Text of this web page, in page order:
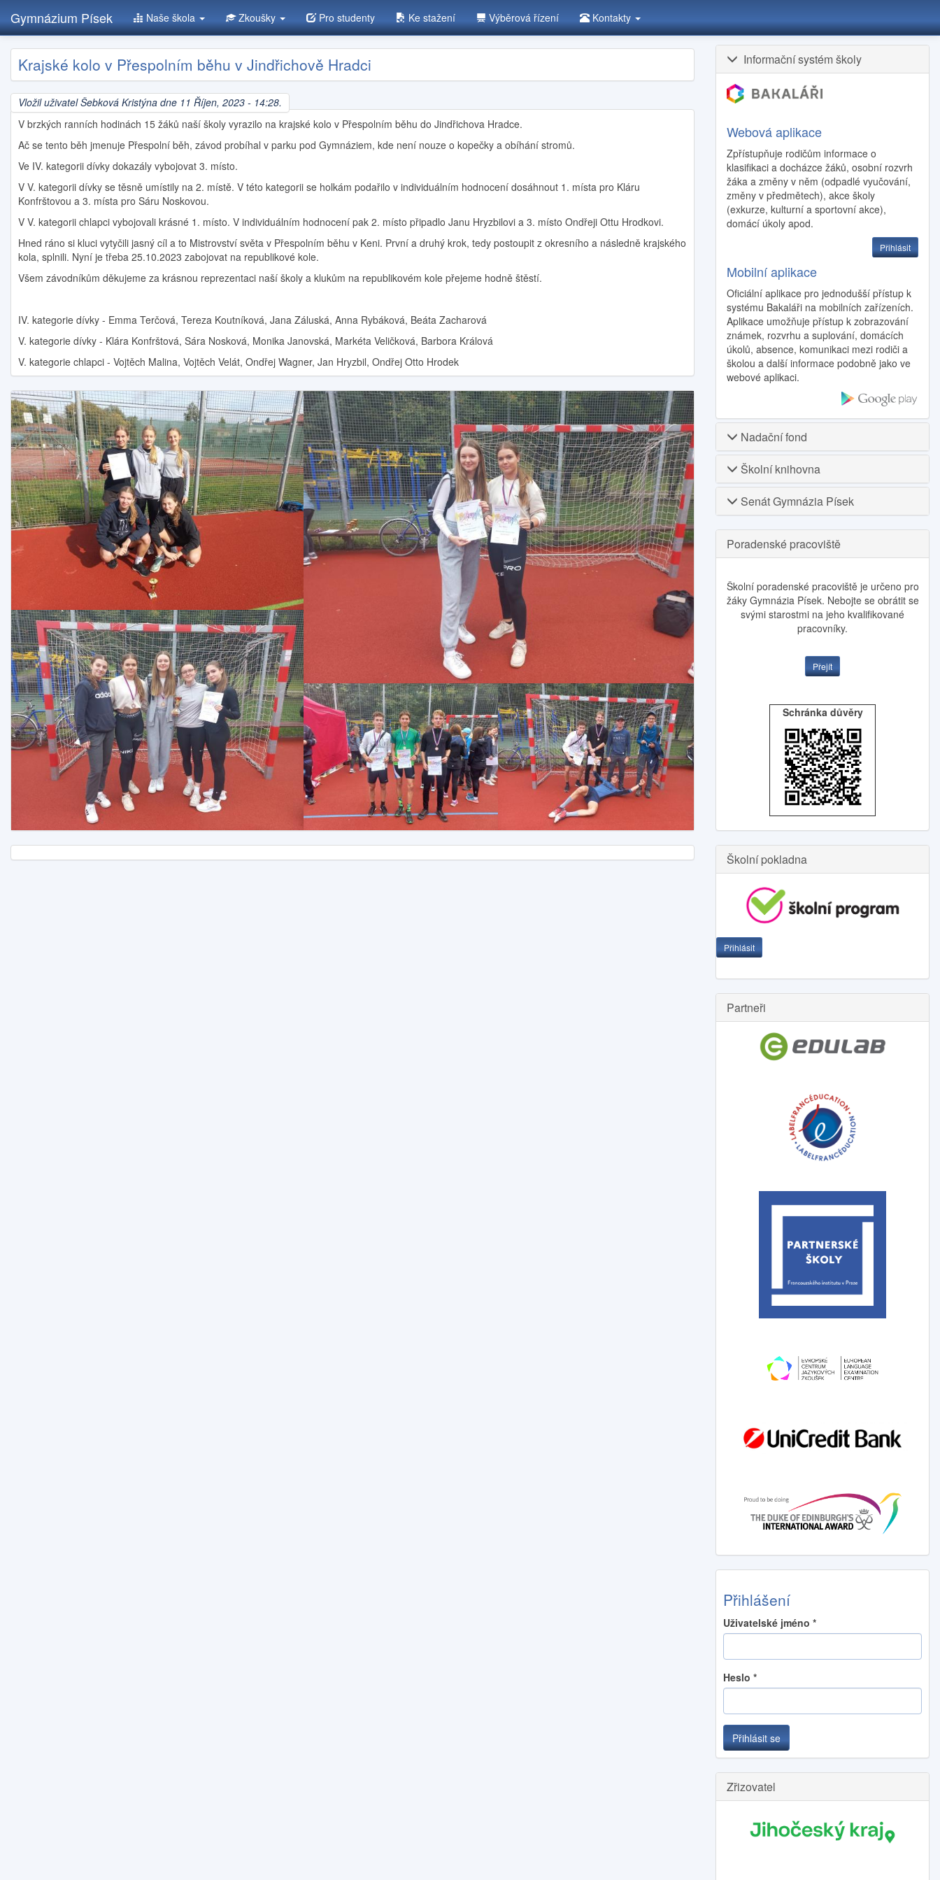
Přejít
hlavnímu
obsahu
Gymnázium Písek Naše škola Zkoušky Pro studenty Ke stažení Výběrová řízení Kontakty
Krajské kolo v Přespolním běhu v Jindřichově Hradci
Vložil uživatelŠebková Kristýna dne 11 Říjen, 2023 - 14:28.
V brzkých ranních hodinách 15 žáků naší školy vyrazilo na krajské kolo v Přespolním běhu do Jindřichova Hradce.
Ač se tento běh jmenuje Přespolní běh, závod probíhal v parku pod Gymnáziem, kde není nouze o kopečky a obíhání stromů.
Ve IV. kategorii dívky dokazály vybojovat 3. místo.
V V. kategorii dívky se těsně umístily na 2. místě. V této kategorii se holkám podařilo v individuálním hodnocení dosáhnout 1. místa pro Kláru
Konfrštovou a 3. místa pro Sáru Noskovou.
V V. kategorii chlapci vybojovali krásné 1. místo. V individuálním hodnocení pak 2. místo připadlo Janu Hryzbilovi a 3. místo Ondřeji Ottu Hrodkovi.
Hned ráno si kluci vytyčili jasný cíl a to Mistrovství světa v Přespolním běhu v Keni. První a druhý krok, tedy postoupit z okresního a následně krajského
kola, splnili. Nyní je třeba 25.10.2023 zabojovat na republikové kole.
Všem závodníkům děkujeme za krásnou reprezentaci naší školy a klukům na republikovém kole přejeme hodně štěstí.
IV. kategorie dívky - Emma Terčová, Tereza Koutníková, Jana Záluská, Anna Rybáková, Beáta Zacharová
V. kategorie dívky - Klára Konfrštová, Sára Nosková, Monika Janovská, Markéta Veličková, Barbora Králová
V. kategorie chlapci - Vojtěch Malina, Vojtěch Velát, Ondřej Wagner, Jan Hryzbil, Ondřej Otto Hrodek
Informační systém školy
Webová aplikace
Zpřístupňuje rodičům informace o
klasifikaci a docházce žáků, osobní rozvrh
žáka a změny v něm (odpadlé vyučování,
změny v předmětech), akce školy
(exkurze, kulturní a sportovní akce),
domácí úkoly apod.
Přihlásit
Mobilní aplikace
Oficiální aplikace pro jednodušší přístup k
systému Bakaláři na mobilních zařízeních.
Aplikace umožňuje přístup k zobrazování
známek, rozvrhu a suplování, domácích
úkolů, absence, komunikaci mezi rodiči a
školou a další informace podobně jako ve
webové aplikaci.
Nadační fond
Školní knihovna
Senát Gymnázia Písek
Poradenské pracoviště
Školní poradenské pracoviště je určeno pro
žáky Gymnázia Písek. Nebojte se obrátit se
svými starostmi na jeho kvalifikované
pracovníky.
Přejít
Schránka důvěry
Školní pokladna
Přihlásit
Partneři
Přihlášení
Uživatelské jméno *
Heslo *
Přihlásit se
Zřizovatel